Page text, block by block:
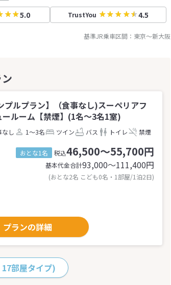
5.0 TrustYou 4.5
基準JR乗車区間： 東京～新大阪
ルプラン】（食事なし)スーペリアフ
ルーム【禁煙】(1名～3名1室)
なし 1～3名 ツイン バス トイレ 禁煙
おとな1名 税込46,500～55,700円
基本代金合計93,000〜111,400円
(おとな2名 こども0名・1部屋/1泊2日)
プランの詳細
部屋タイプ)